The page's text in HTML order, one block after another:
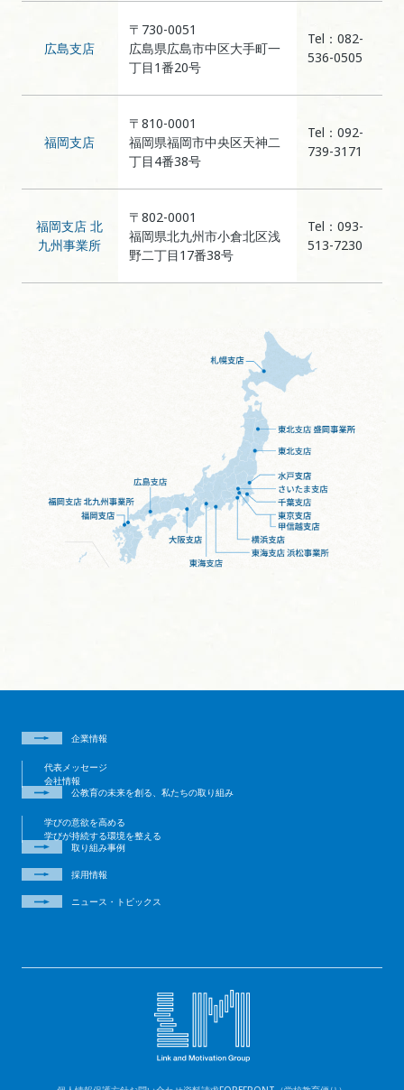
広島支店
〒730-0051
広島県広島市中区大手町一
丁目1番20号
Tel：082-
536-0505
福岡支店
〒810-0001
福岡県福岡市中央区天神二
丁目4番38号
Tel：092-
739-3171
福岡支店 北
九州事業所
〒802-0001
福岡県北九州市小倉北区浅
野二丁目17番38号
Tel：093-
513-7230
企業情報
代表メッセージ
会社情報
公教育の未来を創る、私たちの取り組み
学びの意欲を高める
学びが持続する環境を整える
取り組み事例
採用情報
ニュース・トピックス